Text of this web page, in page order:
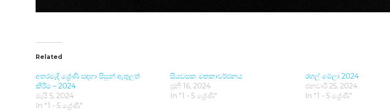
Related
අතරමැදි ශ්‍රේණි සඳහා සිසුන් ඇතුලත්
කිරීම – 2024
මැයි 5, 2024
In "1 - 5 ශ්‍රේණි"
සියවසක මතකාවර්ජනය
ජූනි 16, 2024
In "1 - 5 ශ්‍රේණි"
රහල් මේලා 2024
ජනවාරි 25, 2024
In "1 - 5 ශ්‍රේණි"